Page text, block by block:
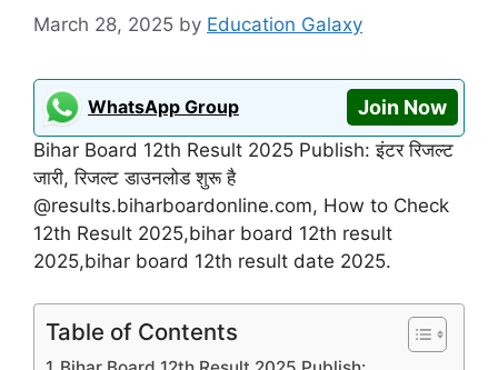
March 28, 2025 by Education Galaxy
WhatsApp Group Join Now
Bihar Board 12th Result 2025 Publish: इंटर रिजल्ट
जारी, रिजल्ट डाउनलोड शुरू है
@results.biharboardonline.com, How to Check
12th Result 2025,bihar board 12th result
2025,bihar board 12th result date 2025.
Table of Contents